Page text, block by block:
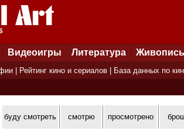
Видеоигры Литература Живопись
Рейтинг кино и сериалов База данных по
буду смотреть смотрю просмотрено